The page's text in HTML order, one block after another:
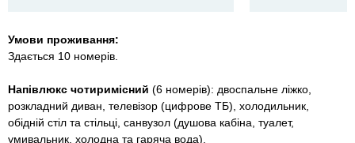
Умови проживання:
Здається 10 номерів.
Напівлюкс чотиримісний (6 номерів): двоспальне ліжко,
розкладний диван, телевізор (цифрове ТБ), холодильник,
обідній стіл та стільці, санвузол (душова кабіна, туалет,
умивальник, холодна та гаряча вода).